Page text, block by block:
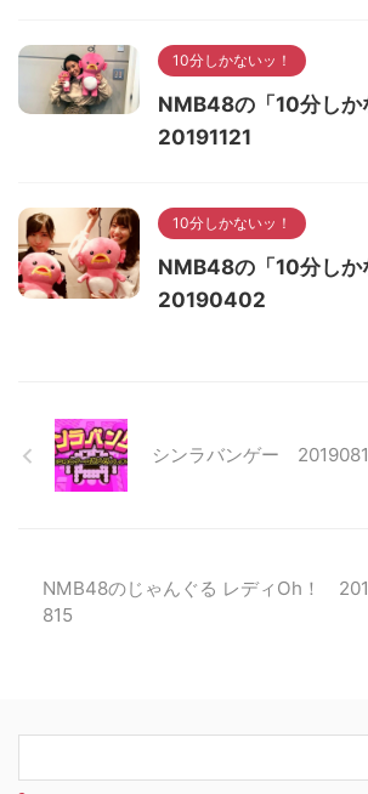
10分しかないッ！
NMB48の「10分し
20191121
10分しかないッ！
NMB48の「10分し
20190402
シンラバンゲー
NMB48のじゃんぐる レディOh！
815